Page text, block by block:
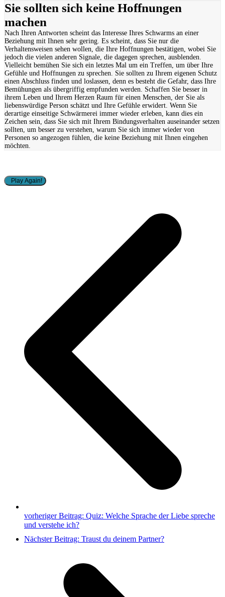
Sie sollten sich keine Hoffnungen
machen
Nach Ihren Antworten scheint das Interesse Ihres Schwarms an einer
Beziehung mit Ihnen sehr gering. Es scheint, dass Sie nur die
Verhaltensweisen sehen wollen, die Ihre Hoffnungen bestätigen, wobei Sie
jedoch die vielen anderen Signale, die dagegen sprechen, ausblenden.
Vielleicht bemühen Sie sich ein letztes Mal um ein Treffen, um über Ihre
Gefühle und Hoffnungen zu sprechen. Sie sollten zu Ihrem eigenen Schutz
einen Abschluss finden und loslassen, denn es besteht die Gefahr, dass Ihre
Bemühungen als übergriffig empfunden werden. Schaffen Sie besser in
ihrem Leben und Ihrem Herzen Raum für einen Menschen, der Sie als
liebenswürdige Person schätzt und Ihre Gefühle erwidert. Wenn Sie
derartige einseitige Schwärmerei immer wieder erleben, kann dies ein
Zeichen sein, dass Sie sich mit Ihrem Bindungsverhalten auseinander setzen
sollten, um besser zu verstehen, warum Sie sich immer wieder von
Personen so angezogen fühlen, die keine Beziehung mit Ihnen eingehen
möchten.
Play Again!
vorheriger Beitrag: Quiz: Welche Sprache der Liebe spreche
und verstehe ich?
Nächster Beitrag: Traust du deinem Partner?